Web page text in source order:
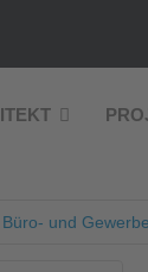
Büro- und